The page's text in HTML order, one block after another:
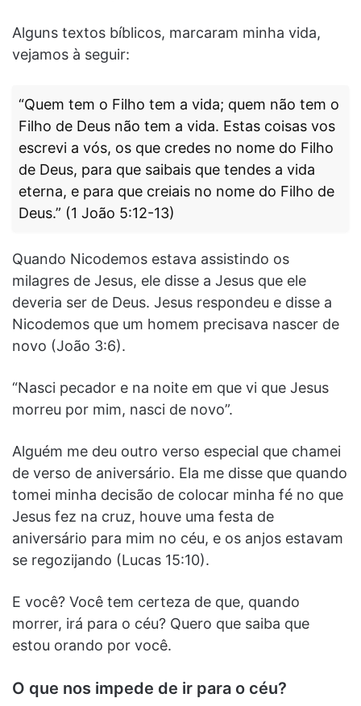
Alguns textos bíblicos, marcaram minha vida,
vejamos à seguir:
“Quem tem o Filho tem a vida; quem não tem o
Filho de Deus não tem a vida. Estas coisas vos
escrevi a vós, os que credes no nome do Filho
de Deus, para que saibais que tendes a vida
eterna, e para que creiais no nome do Filho de
Deus.” (1 João 5:12-13)
Quando Nicodemos estava assistindo os
milagres de Jesus, ele disse a Jesus que ele
deveria ser de Deus. Jesus respondeu e disse a
Nicodemos que um homem precisava nascer de
novo (João 3:6).
“Nasci pecador e na noite em que vi que Jesus
morreu por mim, nasci de novo”.
Alguém me deu outro verso especial que chamei
de verso de aniversário. Ela me disse que quando
tomei minha decisão de colocar minha fé no que
Jesus fez na cruz, houve uma festa de
aniversário para mim no céu, e os anjos estavam
se regozijando (Lucas 15:10).
E você? Você tem certeza de que, quando
morrer, irá para o céu? Quero que saiba que
estou orando por você.
O que nos impede de ir para o céu?